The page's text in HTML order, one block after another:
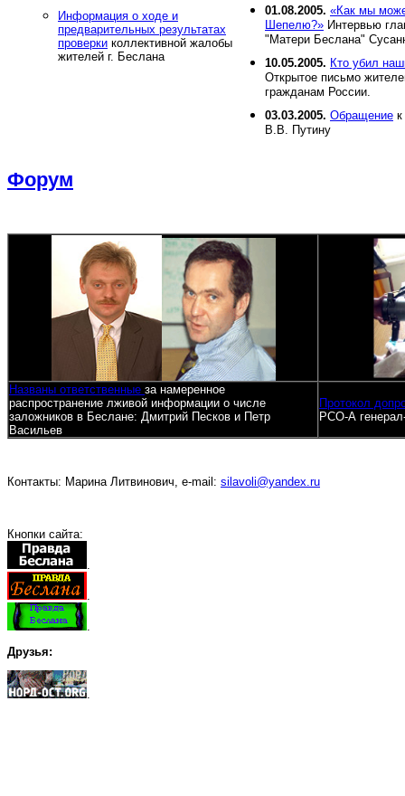
Информация о ходе и
предварительных результатах
проверки коллективной жалобы
жителей г. Беслана
01.08.2005. «Как мы
Шепелю?» Интервью
"Матери Беслана"
10.05.2005. Кто убил
Открытое письмо
гражданам России.
03.03.2005. Обращение
В.В. Путину
Форум
Названы ответственные за намеренное
распространение лживой информации о числе
заложников в Беслане: Дмитрий Песков и Петр
Васильев
Протокол
РСО-А
Контакты: Марина Литвинович, e-mail: silavoli@yandex.ru
Кнопки сайта:
.
.
.
Друзья: